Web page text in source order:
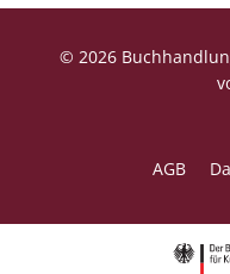
© 2026
AGB